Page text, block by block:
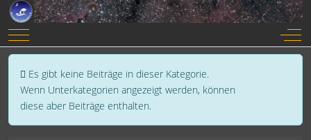
Mobile Menu Toggle Off-
Information
Es gibt keine Beiträge in dieser Kategorie.
Wenn Unterkategorien angezeigt werden, können
diese aber Beiträge enthalten.